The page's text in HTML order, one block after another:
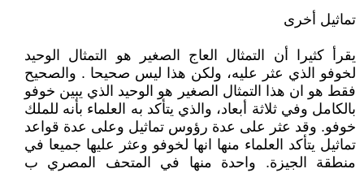
تماثيل أخرى
يقرأ كثيرا أن التمثال العاج الصغير هو التمثال الوحيد
لخوفو الذي عثر عليه، ولكن هذا ليس صحيحا . والصحيح
فقط هو ان هذا التمثال الصغير هو الوحيد الذي يبين خوفو
بالكامل وفي ثلاثة أبعاد، والذي يتأكد به العلماء بأنه للملك
خوفو. وقد عثر على عدة رؤوس تماثيل وعلى عدة قواعد
تماثيل يتأكد العلماء منها انها لخوفو وعثر عليها جميعا في
منطقة الجيزة. واحدة منها في المتحف المصري ب